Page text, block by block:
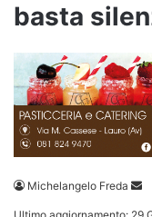
basta
Michelangelo Freda